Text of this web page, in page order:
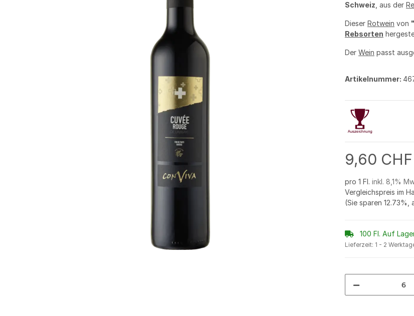
Schweiz , aus der
Dieser Rotwein von
Rebsorten
Der Wein passt
Artikelnummer:
9,60 CHF
pro 1 Fl. inkl. 8,1%
Vergleichspreis im
(Sie sparen 12.73%
100 Fl. Auf
Lieferzeit: 1 - 2